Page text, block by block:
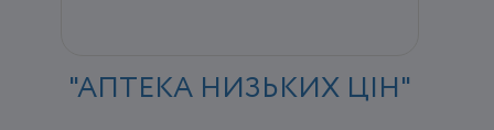
"АПТЕКА НИЗЬКИХ ЦІН"